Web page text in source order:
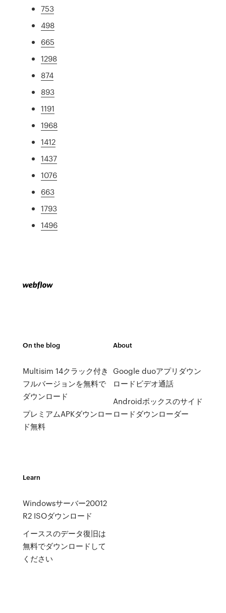
753
498
665
1298
874
893
1191
1968
1412
1437
1076
663
1793
1496
On the blog
Multisim 14クラック付き
フルバージョンを無料で
ダウンロード
プレミアムAPKダウンロー
ド無料
About
Google duoアプリダウン
ロードビデオ通話
Androidボックスのサイド
ロードダウンローダー
Learn
Windowsサーバー20012
R2 ISOダウンロード
イーススのデータ復旧は
無料でダウンロードして
ください